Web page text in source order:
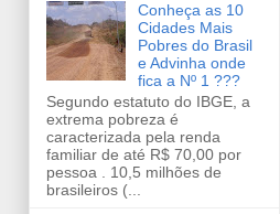
Conheça as 10
Cidades Mais
Pobres do Brasil
e Advinha onde
fica a Nº 1 ???
Segundo estatuto do IBGE, a
extrema pobreza é
caracterizada pela renda
familiar de até R$ 70,00 por
pessoa . 10,5 milhões de
brasileiros (...